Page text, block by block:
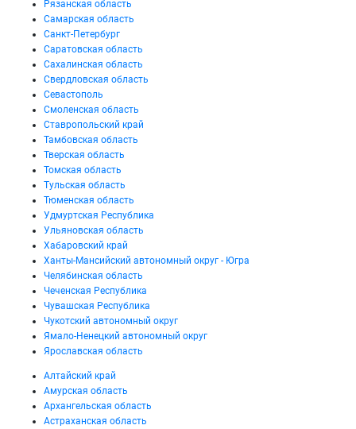
Рязанская область
Самарская область
Санкт-Петербург
Саратовская область
Сахалинская область
Свердловская область
Севастополь
Смоленская область
Ставропольский край
Тамбовская область
Тверская область
Томская область
Тульская область
Тюменская область
Удмуртская Республика
Ульяновская область
Хабаровский край
Ханты-Мансийский автономный округ - Югра
Челябинская область
Чеченская Республика
Чувашская Республика
Чукотский автономный округ
Ямало-Ненецкий автономный округ
Ярославская область
Алтайский край
Амурская область
Архангельская область
Астраханская область